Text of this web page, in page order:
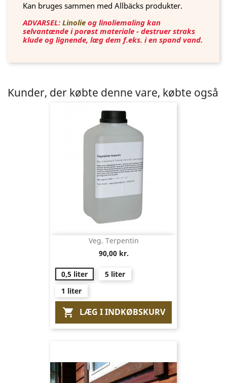
Kan bruges sammen med Allbäcks produkter.
ADVARSEL: Linolie og linoliemaling kan
selvantænde i porøst materiale - destruer straks
klude og lignende, læg dem f.eks. i en spand vand.
Kunder, der købte denne vare, købte også
Veg. Terpentin
90,00 kr.
0,5 liter
5 liter
1 liter
 LÆG I INDKØBSKURV